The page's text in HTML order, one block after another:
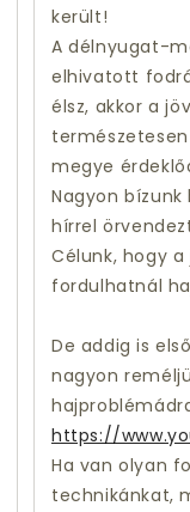
került!
A délnyugat-
elhivatott
élsz, akkor a
természetesen
megye
Nagyon
hírrel
Célunk, hogy
fordulhatnál
De addig is
nagyon
https://
Ha van olyan
technikánkat,